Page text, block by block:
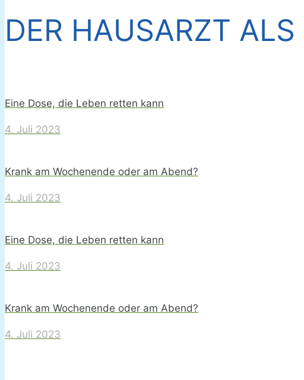
DER HAUSARZT ALS
Eine Dose, die Leben retten kann
4. Juli 2023
Krank am Wochenende oder am Abend?
4. Juli 2023
Eine Dose, die Leben retten kann
4. Juli 2023
Krank am Wochenende oder am Abend?
4. Juli 2023